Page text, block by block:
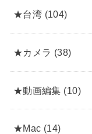
★台湾 (104)
★カメラ (38)
★動画編集 (10)
★Mac (14)